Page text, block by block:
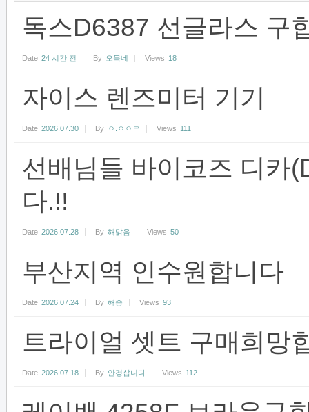
독스D6387 선글라스 구
Date 24 시간 전 By 오목네 Views 18
자이스 렌즈미터 기기
Date 2026.07.30 By ㅇ.ㅇㅇㄹ Views 111
선배님들 바이코즈 디카
다.!!
Date 2026.07.28 By 해맑음 Views 50
부산지역 인수원합니다
Date 2026.07.24 By 해송 Views 93
트라이얼 셋트 구매희망
Date 2026.07.18 By 안경삽니다 Views 112